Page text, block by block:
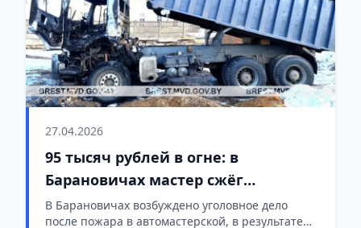
27.04.2026
95 тысяч рублей в огне: в
Барановичах мастер сжёг
автомобиль клиента во время
В Барановичах возбуждено уголовное дело
после пожара в автомастерской, в результате